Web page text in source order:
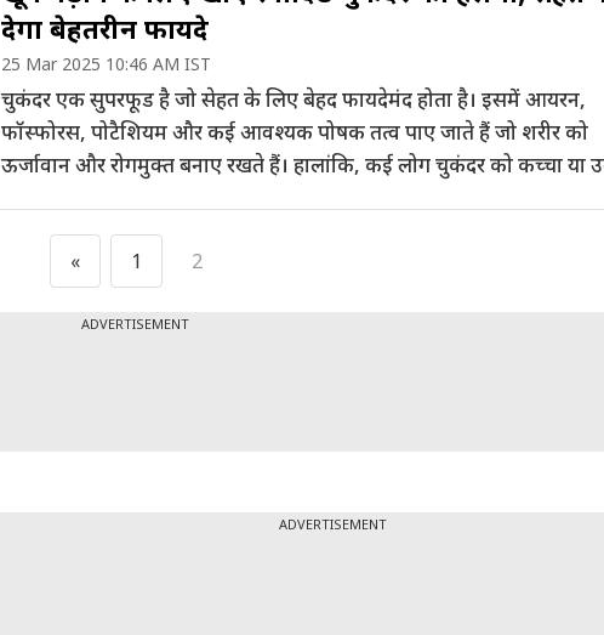
देगा बेहतरीन फायदे
25 Mar 2025 10:46 AM IST
चुकंदर एक सुपरफूड है जो सेहत के लिए बेहद फायदेमंद होता है। इसमें आयरन,
फॉस्फोरस, पोटैशियम और कई आवश्यक पोषक तत्व पाए जाते हैं जो शरीर को
ऊर्जावान और रोगमुक्त बनाए रखते हैं। हालांकि, कई लोग चुकंदर को कच्चा या
« 1 2
ADVERTISEMENT
ADVERTISEMENT